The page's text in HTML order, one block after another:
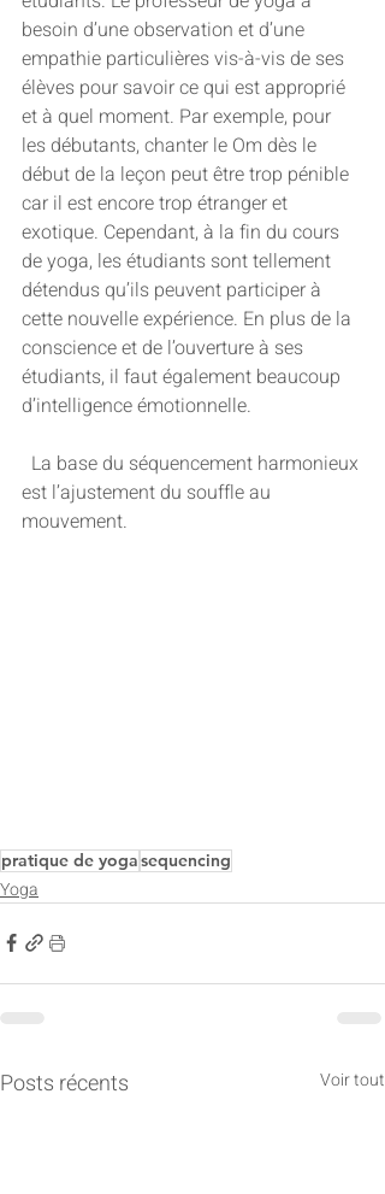
besoin d’une observation et d’une
empathie particulières vis-à-vis de ses
élèves pour savoir ce qui est approprié
et à quel moment. Par exemple, pour
les débutants, chanter le Om dès le
début de la leçon peut être trop pénible
car il est encore trop étranger et
exotique. Cependant, à la fin du cours
de yoga, les étudiants sont tellement
détendus qu’ils peuvent participer à
cette nouvelle expérience. En plus de la
conscience et de l’ouverture à ses
étudiants, il faut également beaucoup
d’intelligence émotionnelle.
est l’ajustement du souffle au
mouvement.
pratique de yogasequencing
Yoga
Posts récents Voir tout